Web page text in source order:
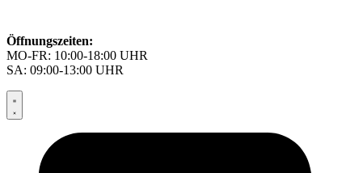
Öffnungszeiten:
MO-FR: 10:00-18:00 UHR
SA: 09:00-13:00 UHR